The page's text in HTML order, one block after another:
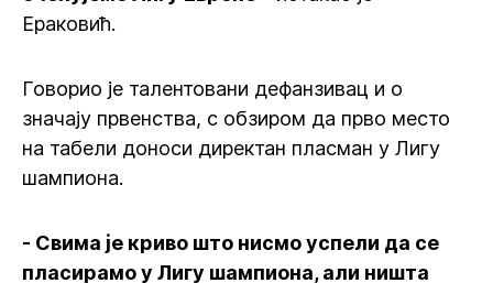
Ераковић.
Говорио је талентовани дефанзивац и о
значају првенства, с обзиром да прво место
на табели доноси директан пласман у Лигу
шампиона.
- Свима је криво што нисмо успели да се
пласирамо у Лигу шампиона, али ништа